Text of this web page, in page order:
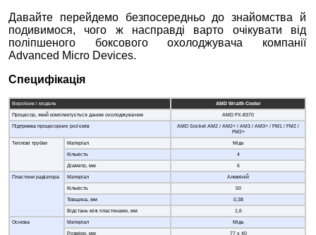
Давайте перейдемо безпосередньо до знайомства й
подивимося, чого ж насправді варто очікувати від
поліпшеного боксового охолоджувача компанії
Advanced Micro Devices.
Специфікація
Виробник і модель
AMD Wraith Cooler
Процесор, який комплектується даним охолоджувачем
AMD FX-8370
Підтримка процесорних роз’ємів
AMD Socket AM2 / AM2+ / AM3 / AM3+ / FM1 / FM2 /
FM2+
Теплові трубки
Матеріал
Мідь
Кількість
4
Діаметр, мм
6
Пластини радіатора
Матеріал
Алюміній
Кількість
50
Товщина, мм
0,38
Відстань між пластинами, мм
1,6
Основа
Матеріал
Мідь
Розміри, мм
77 х 40